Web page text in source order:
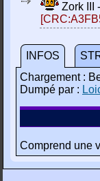
Zork III
INFOS
Chargement :
Dumpé par :
Comprend une